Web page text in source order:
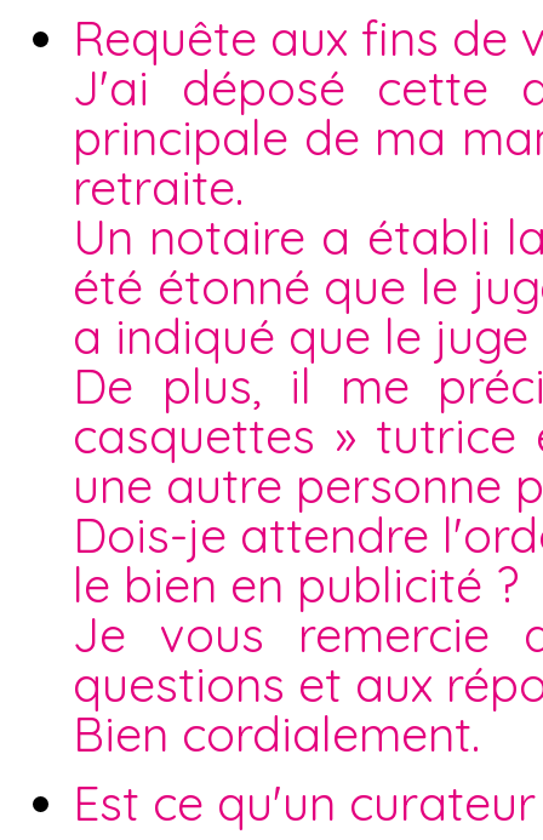
Requête aux fins de
J'ai déposé cette
principale de ma
retraite.
Un notaire a établi
été étonné que le
a indiqué que le
De plus, il me
casquettes »
une autre personne
Dois-je attendre
le bien en publicité ?
Je vous remercie
questions et aux
Bien cordialement.
Est ce qu'un